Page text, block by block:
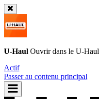
U-Haul Ouvrir dans le U-Haul
Actif
Passer au contenu principal